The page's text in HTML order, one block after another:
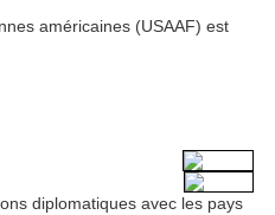
américaines (USAAF) est
diplomatiques avec les pays